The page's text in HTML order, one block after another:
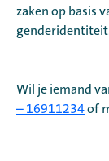
zaken op basis
Wil je iemand
– 16911234of